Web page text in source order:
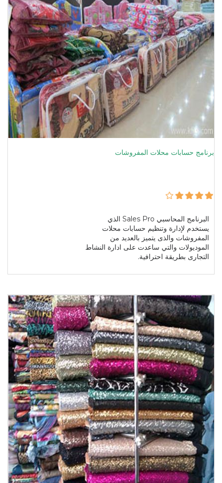
برنامج حسابات محلات المفروشات
البرنامج المحاسبي Sales Pro الذي
يستخدم لإدارة وتنظيم حسابات محلات
المفروشات والذى يتميز بالعديد من
الموديولات والتي ساعدت على ادارة النشاط
التجارى بطريقة احترافية.